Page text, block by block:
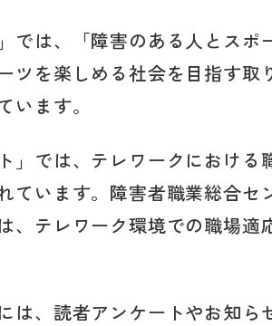
では、「障害のある人とス
ツを楽しめる社会を目指す取
います。
」では、テレワークにおけ
ています。障害者職業総合セ
、テレワーク環境での職場適
は、読者アンケートやお知ら